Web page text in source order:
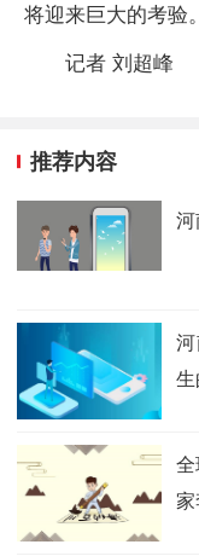
将迎来巨大的考验。
记者 刘超峰
推荐内容
河
全
家